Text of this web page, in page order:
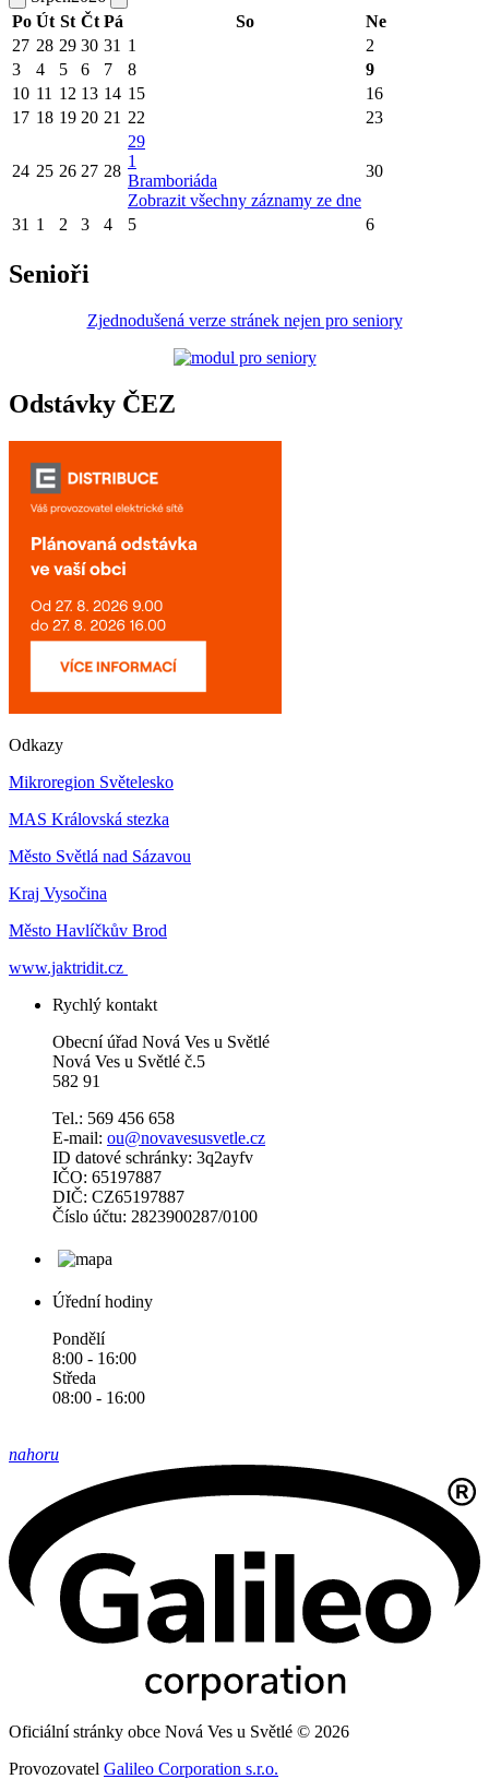
Po Út St Čt Pá So
Ne
27 28 29 30 31 1
2
3
4 5 6 7 8
9
10 11 12 13 14 15
16
17 18 19 20 21 22 23
24 25 26 27 28
29
1
Bramboriáda
Zobrazit všechny záznamy ze dne
30
31 1 2 3 4 5 6
Senioři
Zjednodušená verze stránek nejen pro seniory
Odstávky ČEZ
Odkazy
Mikroregion Světelesko
MAS Královská stezka
Město Světlá nad Sázavou
Kraj Vysočina
Město Havlíčkův Brod
www.jaktridit.cz
Rychlý kontakt
Obecní úřad Nová Ves u Světlé
Nová Ves u Světlé č.5
582 91
Tel.: 569 456 658
E-mail: ou@novavesusvetle.cz
ID datové schránky: 3q2ayfv
IČO: 65197887
DIČ: CZ65197887
Číslo účtu: 2823900287/0100
Úřední hodiny
Pondělí
8:00 - 16:00
Středa
08:00 - 16:00
nahoru
Oficiální stránky obce Nová Ves u Světlé © 2026
Provozovatel Galileo Corporation s.r.o.